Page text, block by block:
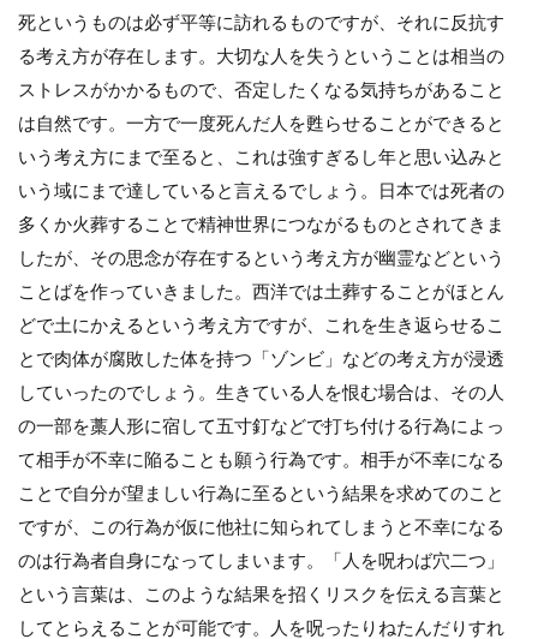
死というものは必ず平等に訪れるものですが、それに反抗す
る考え方が存在します。大切な人を失うということは相当の
ストレスがかかるもので、否定したくなる気持ちがあること
は自然です。一方で一度死んだ人を甦らせることができると
いう考え方にまで至ると、これは強すぎるし年と思い込みと
いう域にまで達していると言えるでしょう。日本では死者の
多くか火葬することで精神世界につながるものとされてきま
したが、その思念が存在するという考え方が幽霊などという
ことばを作っていきました。西洋では土葬することがほとん
どで土にかえるという考え方ですが、これを生き返らせるこ
とで肉体が腐敗した体を持つ「ゾンビ」などの考え方が浸透
していったのでしょう。生きている人を恨む場合は、その人
の一部を藁人形に宿して五寸釘などで打ち付ける行為によっ
て相手が不幸に陥ることも願う行為です。相手が不幸になる
ことで自分が望ましい行為に至るという結果を求めてのこと
ですが、この行為が仮に他社に知られてしまうと不幸になる
のは行為者自身になってしまいます。「人を呪わば穴二つ」
という言葉は、このような結果を招くリスクを伝える言葉と
してとらえることが可能です。人を呪ったりねたんだりすれ